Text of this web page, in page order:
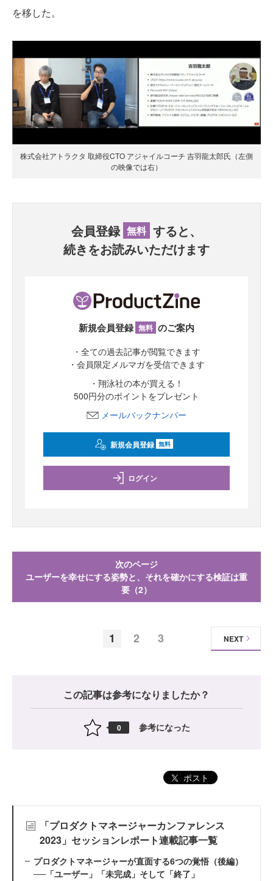
を移した。
株式会社アトラクタ 取締役CTO アジャイルコーチ 吉羽龍太郎氏（左側
の映像では右）
会員登録 無料 すると、
続きをお読みいただけます
新規会員登録 無料 のご案内
・全ての過去記事が閲覧できます
・会員限定メルマガを受信できます
・翔泳社の本が買える！
500円分のポイントをプレゼント
メールバックナンバー
新規会員登録 無料
ログイン
次のページ
ユーザーを幸せにする姿勢と、それを確かにする検証は重
要（2）
1 2 3 NEXT
この記事は参考になりましたか？
0 参考になった
ポスト
「プロダクトマネージャーカンファレンス
2023」セッションレポート連載記事一覧
プロダクトマネージャーが直面する6つの覚悟（後編）
──「ユーザー」「未完成」そして「終了」